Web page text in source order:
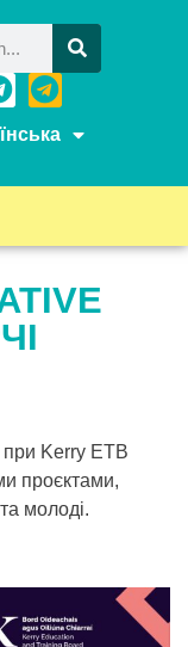
Kerry ETB
проєктами,
молоді.